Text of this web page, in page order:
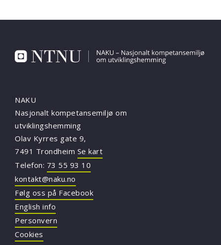
NAKU
Nasjonalt kompetansemiljø om
utviklingshemming
Olav Kyrres gate 9,
7491 Trondheim Se kart
Telefon: 73 55 93 10
kontakt@naku.no
Følg oss på Facebook
English info
Personvern
Cookies